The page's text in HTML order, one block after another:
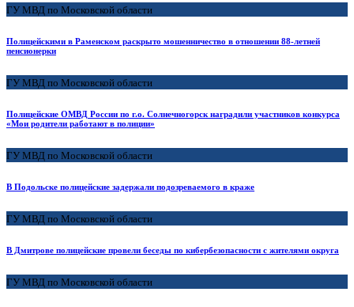
ГУ МВД по Московской области
Полицейскими в Раменском раскрыто мошенничество в отношении 88-летней
пенсионерки
ГУ МВД по Московской области
Полицейские ОМВД России по г.о. Солнечногорск наградили участников конкурса
«Мои родители работают в полиции»
ГУ МВД по Московской области
В Подольске полицейские задержали подозреваемого в краже
ГУ МВД по Московской области
В Дмитрове полицейские провели беседы по кибербезопасности с жителями округа
ГУ МВД по Московской области